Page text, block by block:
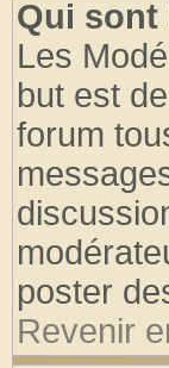
Qui sont
Les
but est
forum
poster
Revenir